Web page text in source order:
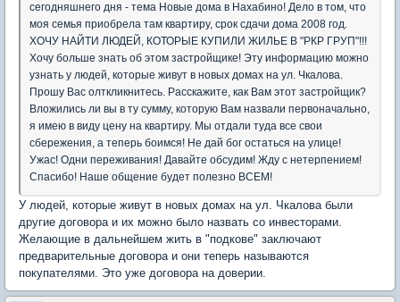
сегодняшнего дня - тема Новые дома в Нахабино! Дело в том, что
моя семья приобрела там квартиру, срок сдачи дома 2008 год.
ХОЧУ НАЙТИ ЛЮДЕЙ, КОТОРЫЕ КУПИЛИ ЖИЛЬЕ В "РКР ГРУП"!!!
Хочу больше знать об этом застройщике! Эту информацию можно
узнать у людей, которые живут в новых домах на ул. Чкалова.
Прошу Вас олткликнитесь. Расскажите, как Вам этот застройщик?
Вложились ли вы в ту сумму, которую Вам назвали первоначально,
я имею в виду цену на квартиру. Мы отдали туда все свои
сбережения, а теперь боимся! Не дай бог остаться на улице!
Ужас! Одни переживания! Давайте обсудим! Жду с нетерпением!
Спасибо! Наше общение будет полезно ВСЕМ!
У людей, которые живут в новых домах на ул. Чкалова были
другие договора и их можно было назвать со инвесторами.
Желающие в дальнейшем жить в "подкове" заключают
предварительные договора и они теперь называются
покупателями. Это уже договора на доверии.